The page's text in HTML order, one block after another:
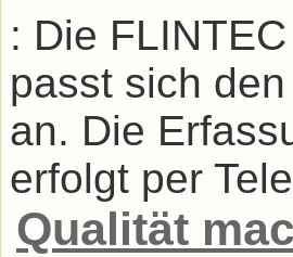
: Die
passt sich
an. Die
erfolgt per
Qualität